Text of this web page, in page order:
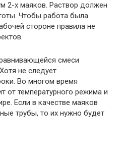
2-х маяков. Раствор должен
Чтобы работа была
стороне правила не
смеси
не следует
Во многом время
от температурного режима и
Если в качестве маяков
трубы, то их нужно будет